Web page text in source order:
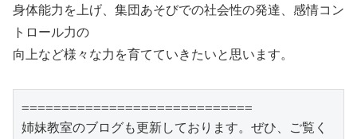
身体能力を上げ、集団あそびでの社会性の発達、感情コン
トロール力の
向上など様々な力を育てていきたいと思います。
=============================
姉妹教室のブログも更新しております。ぜひ、ご覧く